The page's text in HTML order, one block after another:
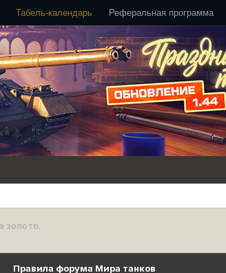
Табель-календарь Реферальная программа
золото.
Правила форума Мира танков